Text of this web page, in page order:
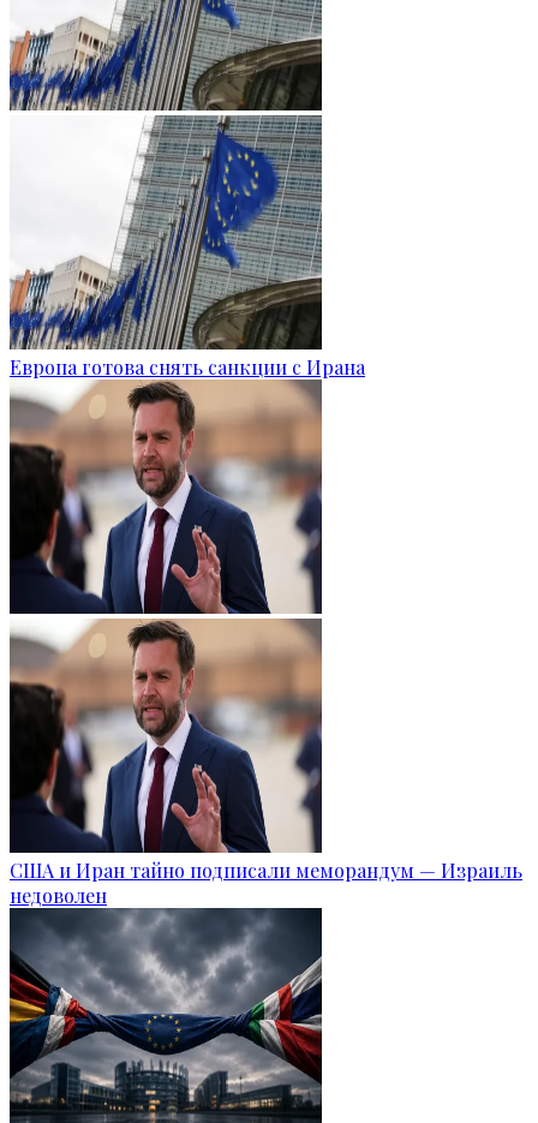
Европа готова снять санкции с Ирана
США и Иран тайно подписали меморандум — Израиль
недоволен